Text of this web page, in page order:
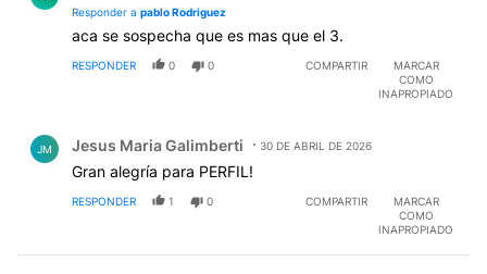
Responder a pablo Rodriguez
aca se sospecha que es mas que el 3.
RESPONDER 0 0 COMPARTIR
MARCAR
COMO
INAPROPIADO
JM Jesus Maria Galimberti 30 DE ABRIL DE 2026
Gran alegría para PERFIL!
RESPONDER 1 0 COMPARTIR
MARCAR
COMO
INAPROPIADO